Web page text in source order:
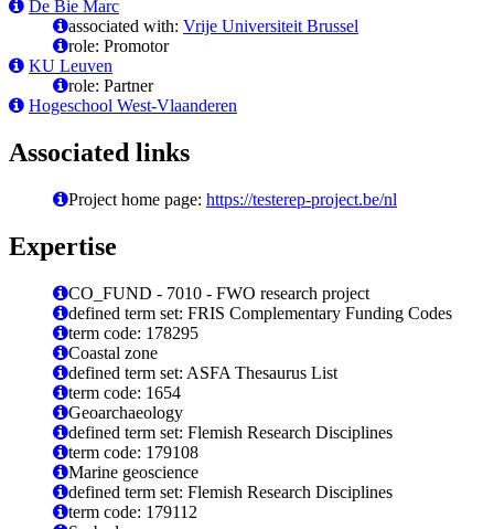
De Bie Marc
associated with: Vrije Universiteit Brussel
role: Promotor
KU Leuven
role: Partner
Hogeschool West-Vlaanderen
Associated links
Project home page: https://testerep-project.be/nl
Expertise
CO_FUND - 7010 - FWO research project
defined term set: FRIS Complementary Funding Codes
term code: 178295
Coastal zone
defined term set: ASFA Thesaurus List
term code: 1654
Geoarchaeology
defined term set: Flemish Research Disciplines
term code: 179108
Marine geoscience
defined term set: Flemish Research Disciplines
term code: 179112